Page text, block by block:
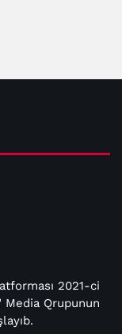
2021-ci
Media Qrupunun